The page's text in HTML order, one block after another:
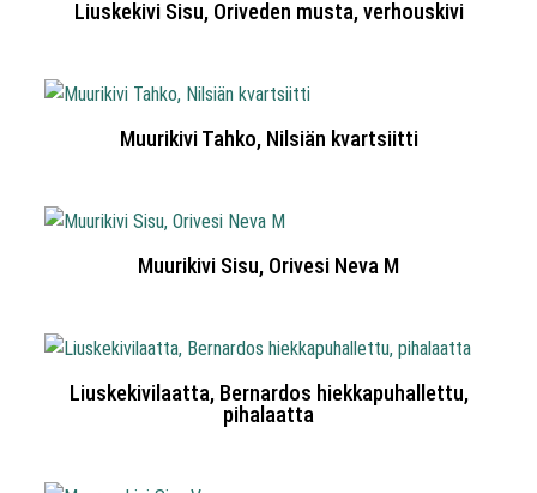
Liuskekivi Sisu, Oriveden musta, verhouskivi
Muurikivi Tahko, Nilsiän kvartsiitti
Muurikivi Sisu, Orivesi Neva M
Liuskekivilaatta, Bernardos hiekkapuhallettu,
pihalaatta